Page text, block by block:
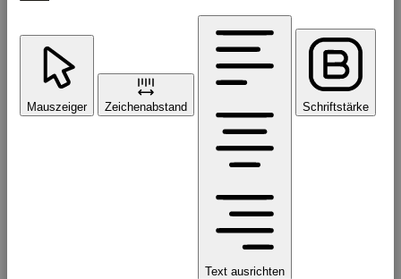
Mauszeiger Zeichenabstand
Text ausrichten
Schriftstärke